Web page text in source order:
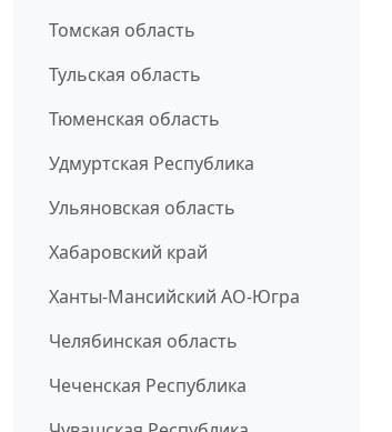
Томская область
Тульская область
Тюменская область
Удмуртская Республика
Ульяновская область
Хабаровский край
Ханты-Мансийский АО-Югра
Челябинская область
Чеченская Республика